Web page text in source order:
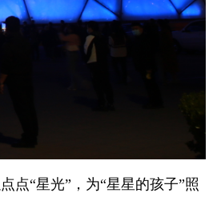
点“星光”，为“星星的孩子”照